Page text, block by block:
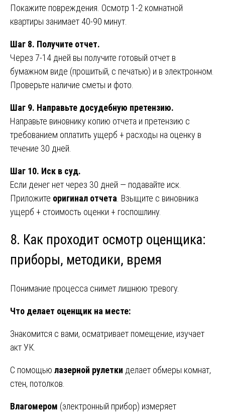
Покажите повреждения. Осмотр 1-2 комнатной
квартиры занимает 40-90 минут.
Шаг 8. Получите отчет.
Через 7-14 дней вы получите готовый отчет в
бумажном виде (прошитый, с печатью) и в электронном.
Проверьте наличие сметы и фото.
Шаг 9. Направьте досудебную претензию.
Направьте виновнику копию отчета и претензию с
требованием оплатить ущерб + расходы на оценку в
течение 30 дней.
Шаг 10. Иск в суд.
Если денег нет через 30 дней — подавайте иск.
Приложите оригинал отчета . Взыщите с виновника
ущерб + стоимость оценки + госпошлину.
8. Как проходит осмотр оценщика:
приборы, методики, время
Понимание процесса снимет лишнюю тревогу.
Что делает оценщик на месте:
Знакомится с вами, осматривает помещение, изучает
акт УК.
С помощью лазерной рулетки делает обмеры комнат,
стен, потолков.
Влагомером (электронный прибор) измеряет